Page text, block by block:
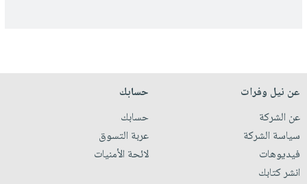
عن نيل وفرات
عن الشركة
سياسة الشركة
فيديوهات
انشر كتابك
حسابك
حسابك
عربة التسوق
لائحة الأمنيات